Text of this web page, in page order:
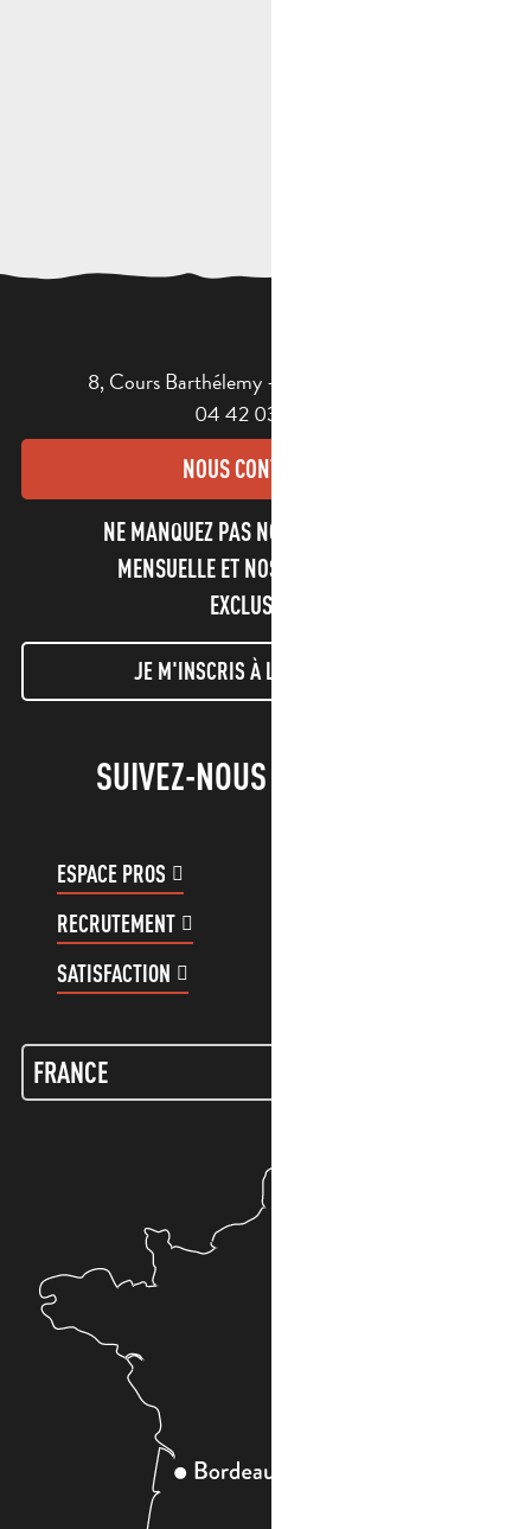
8, Cours Barthélemy - 13400 AUBAGNE
04 42 03 49 98
NOUS CONTACTER
NE MANQUEZ PAS NOTRE NEWSLETTER
MENSUELLE ET NOS INFORMATIONS
EXCLUSIVES !
JE M'INSCRIS À LA NEWSLETTER
SUIVEZ-NOUS !
ESPACE PROS
RECRUTEMENT
SATISFACTION